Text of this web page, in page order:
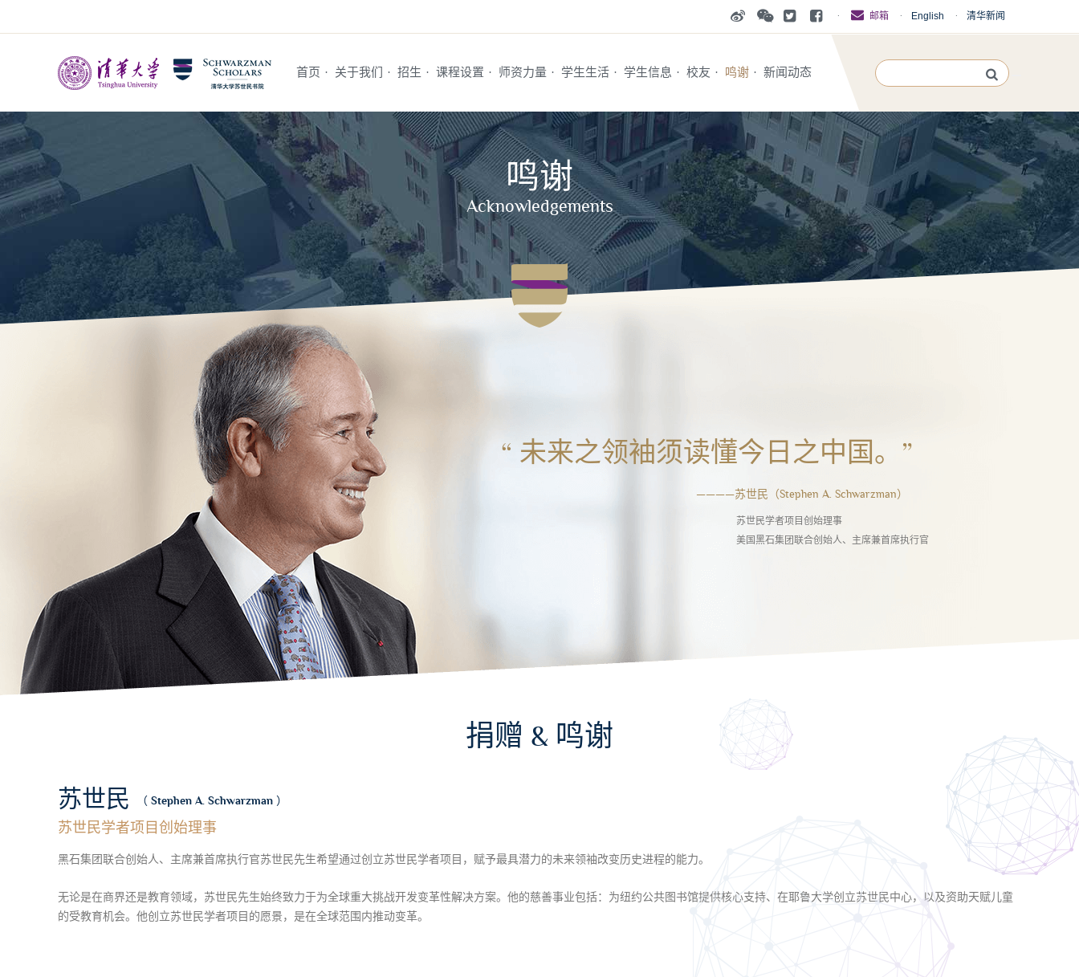
清华新闻
·
English
·
邮箱
·
首页 · 关于我们 · 招生 · 课程设置 · 师资力量 · 学生生活 · 学生信息 · 校友 · 鸣谢 · 新闻动态
鸣谢
Acknowledgements
“ 未来之领袖须读懂今日之中国。”
————苏世民（Stephen A. Schwarzman）
苏世民学者项目创始理事
美国黑石集团联合创始人、主席兼首席执行官
捐赠 & 鸣谢
苏世民 （ Stephen A. Schwarzman ）
苏世民学者项目创始理事
黑石集团联合创始人、主席兼首席执行官苏世民先生希望通过创立苏世民学者项目，赋予最具潜力的未来领袖改变历史进程的能力。
无论是在商界还是教育领域，苏世民先生始终致力于为全球重大挑战开发变革性解决方案。他的慈善事业包括：为纽约公共图书馆提供核心支持、在耶鲁大学创立苏世民中心，以及资助天赋儿童
的受教育机会。他创立苏世民学者项目的愿景，是在全球范围内推动变革。